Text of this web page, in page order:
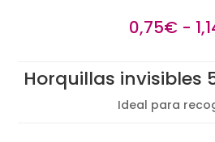
0,75€ -
Horquillas invisibles
Ideal para